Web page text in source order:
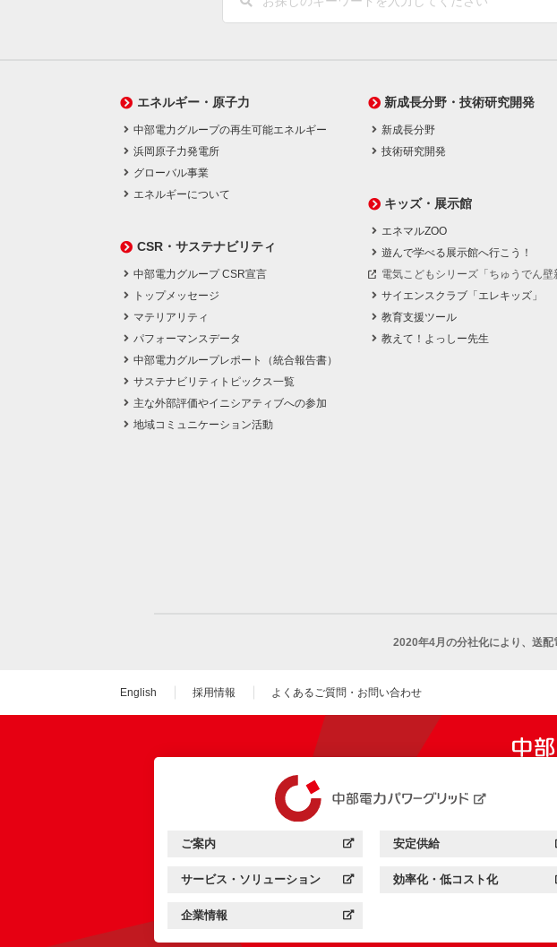
エネルギー・原子力
中部電力グループの再生可能エネルギー
浜岡原子力発電所
グローバル事業
エネルギーについて
CSR・サステナビリティ
中部電力グループ CSR宣言
トップメッセージ
マテリアリティ
パフォーマンスデータ
中部電力グループレポート（統合報告書）
サステナビリティトピックス一覧
主な外部評価やイニシアティブへの参加
地域コミュニケーション活動
新成長分野・技術研究開発
新成長分野
技術研究開発
キッズ・展示館
エネマルZOO
遊んで学べる展示館へ行こう！
電気こどもシリーズ「ちゅうでん壁
サイエンスクラブ「エレキッズ」
教育支援ツール
教えて！よっしー先生
2020年4月の分社化により、 送配
English 採用情報 よくあるご質問・お問い合わせ
中部電力パワーグリッド：
ご案内
（新しいウィンドウを開きます） 中部電力パワーグリッド：
安定供給
（新しいウィンドウを開きます
中部電力パワーグリッド：
サービス・ソリューション
（新しいウィンドウを開きます） 中部電力パワーグリッド：
効率化・低コスト化
（新しいウィンドウを開きます
中部電力パワーグリッド：
企業情報
（新しいウィンドウを開きます）